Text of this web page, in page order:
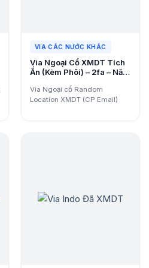
VIA CÁC NƯỚC KHÁC
Via Ngoại Cổ XMDT Tích
Ẩn (Kèm Phôi) – 2fa – Năm
Via Ngoại cổ Random
Location XMDT (CP Email)